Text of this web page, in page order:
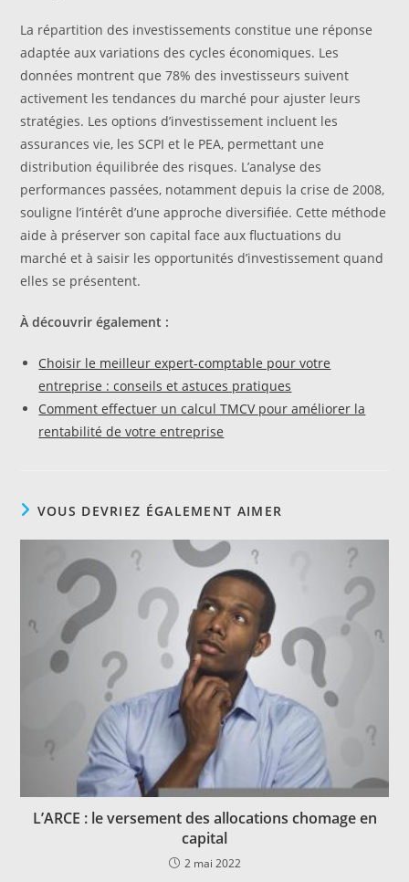
La répartition des investissements constitue une réponse
adaptée aux variations des cycles économiques. Les
données montrent que 78% des investisseurs suivent
activement les tendances du marché pour ajuster leurs
stratégies. Les options d’investissement incluent les
assurances vie, les SCPI et le PEA, permettant une
distribution équilibrée des risques. L’analyse des
performances passées, notamment depuis la crise de 2008,
souligne l’intérêt d’une approche diversifiée. Cette méthode
aide à préserver son capital face aux fluctuations du
marché et à saisir les opportunités d’investissement quand
elles se présentent.
À découvrir également :
Choisir le meilleur expert-comptable pour votre
entreprise : conseils et astuces pratiques
Comment effectuer un calcul TMCV pour améliorer la
rentabilité de votre entreprise
VOUS DEVRIEZ ÉGALEMENT AIMER
L’ARCE : le versement des allocations chomage en
capital
2 mai 2022